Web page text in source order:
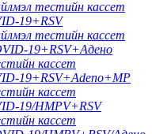
тестийн кассет
19+RSV
тестийн кассет
19+RSV+Адено
кассет
19+RSV+Adeno+MP
кассет
19/HMPV+RSV
кассет